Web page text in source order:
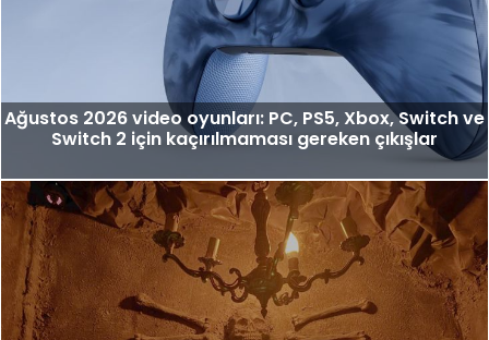
Ağustos 2026 video oyunları: PC, PS5, Xbox, Switch ve
Switch 2 için kaçırılmaması gereken çıkışlar